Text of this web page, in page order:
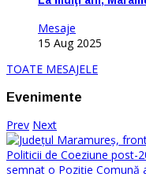
Mesaje
15 Aug 2025
TOATE MESAJELE
Evenimente
Prev Next